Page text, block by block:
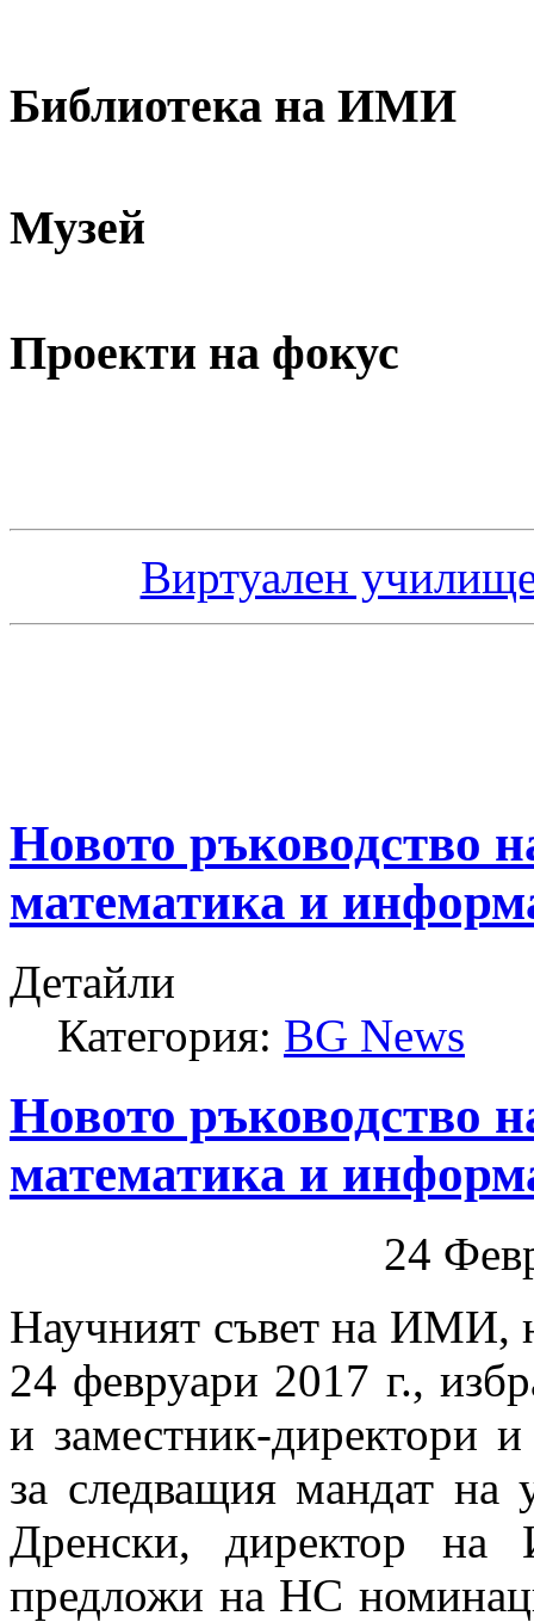
Библиотека на ИМИ
Музей
Проекти на фокус
Виртуален
Новото ръководство
математика и
Детайли
Категория: BG News
Новото ръководство
математика и
24
Научният съвет на ИМИ,
24 февруари 2017 г.,
и заместник-директори
за следващия мандат на
Дренски, директор
предложи на НС